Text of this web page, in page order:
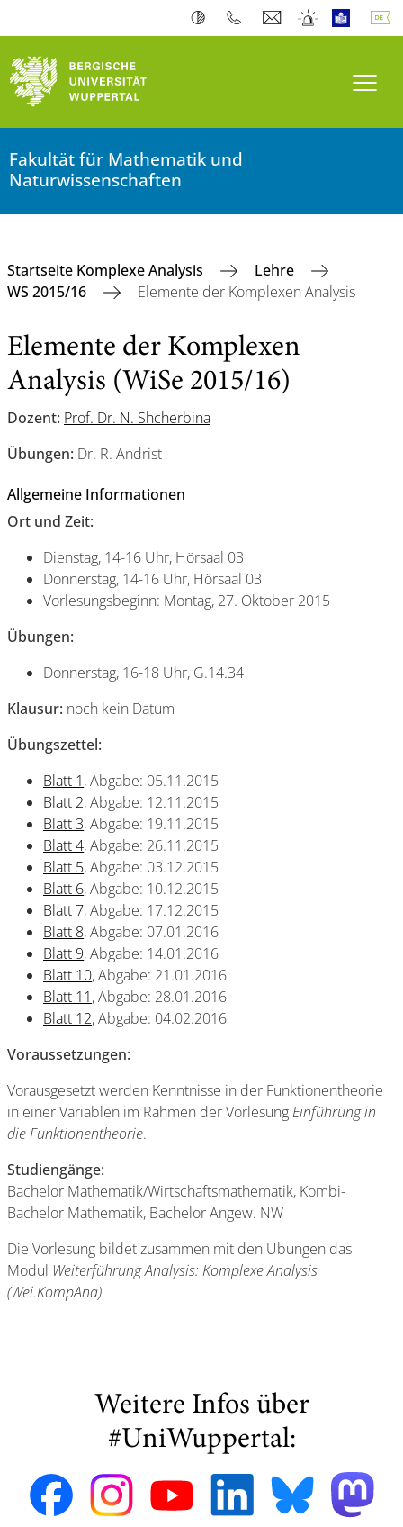
Fakultät für Mathematik und
Naturwissenschaften
Startseite Komplexe Analysis
Lehre
WS 2015/16
Elemente der Komplexen Analysis
Elemente der Komplexen
Analysis (WiSe 2015/16)
Dozent: Prof. Dr. N. Shcherbina
Übungen: Dr. R. Andrist
Allgemeine Informationen
Ort und Zeit:
Dienstag, 14-16 Uhr, Hörsaal 03
Donnerstag, 14-16 Uhr, Hörsaal 03
Vorlesungsbeginn: Montag, 27. Oktober 2015
Übungen:
Donnerstag, 16-18 Uhr, G.14.34
Klausur: noch kein Datum
Übungszettel:
Blatt 1, Abgabe: 05.11.2015
Blatt 2, Abgabe: 12.11.2015
Blatt 3, Abgabe: 19.11.2015
Blatt 4, Abgabe: 26.11.2015
Blatt 5, Abgabe: 03.12.2015
Blatt 6, Abgabe: 10.12.2015
Blatt 7, Abgabe: 17.12.2015
Blatt 8, Abgabe: 07.01.2016
Blatt 9, Abgabe: 14.01.2016
Blatt 10, Abgabe: 21.01.2016
Blatt 11, Abgabe: 28.01.2016
Blatt 12, Abgabe: 04.02.2016
Voraussetzungen:
Vorausgesetzt werden Kenntnisse in der Funktionentheorie
in einer Variablen im Rahmen der VorlesungEinführung in
die Funktionentheorie.
Studiengänge:
Bachelor Mathematik/Wirtschaftsmathematik, Kombi-
Bachelor Mathematik, Bachelor Angew. NW
Die Vorlesung bildet zusammen mit den Übungen das
Modul Weiterführung Analysis: Komplexe Analysis
(Wei.KompAna)
Weitere Infos über
#UniWuppertal: